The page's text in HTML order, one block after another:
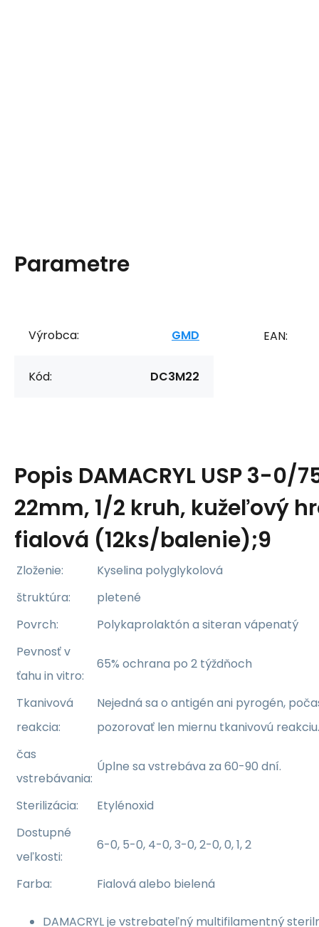
Parametre
Výrobca: GMD
Kód: DC3M22
EAN:
Popis DAMACRYL USP 3-0/
22mm, 1/2 kruh, kužeľový
fialová (12ks/balenie);9
Zloženie:
Kyselina polyglykolová
štruktúra:
pletené
Povrch:
Polykaprolaktón a siteran vápenatý
Pevnosť v
ťahu in vitro:
65% ochrana po 2 týždňoch
Tkanivová
reakcia:
Nejedná sa o antigén ani pyrogén,
pozorovať len miernu tkanivovú reakciu.
čas
vstrebávania:
Úplne sa vstrebáva za 60-90 dní.
Sterilizácia:
Etylénoxid
Dostupné
veľkosti:
6-0, 5-0, 4-0, 3-0, 2-0, 0, 1, 2
Farba: Fialová alebo bielená
DAMACRYL je vstrebateľný multifilamentný